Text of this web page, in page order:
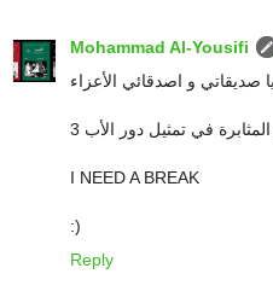
Mohammad Al-Yousifi
صديقاتي و اصدقائي الأعزاء
في تمثيل دور الأب
I NEED A BREAK
:)
Reply